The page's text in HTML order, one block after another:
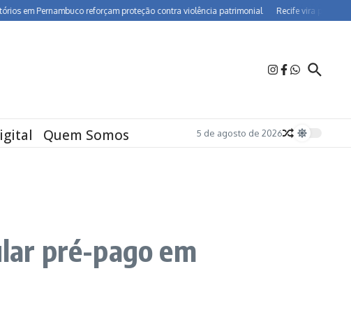
Pernambuco reforçam proteção contra violência patrimonial Recife vira polo de
Quem Somos 5 de agosto de 2026
pré-pago em